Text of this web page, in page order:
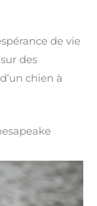
de vie
des
chien à